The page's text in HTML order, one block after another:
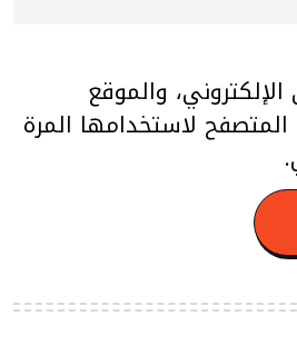
والموقع
لاستخدامها المرة